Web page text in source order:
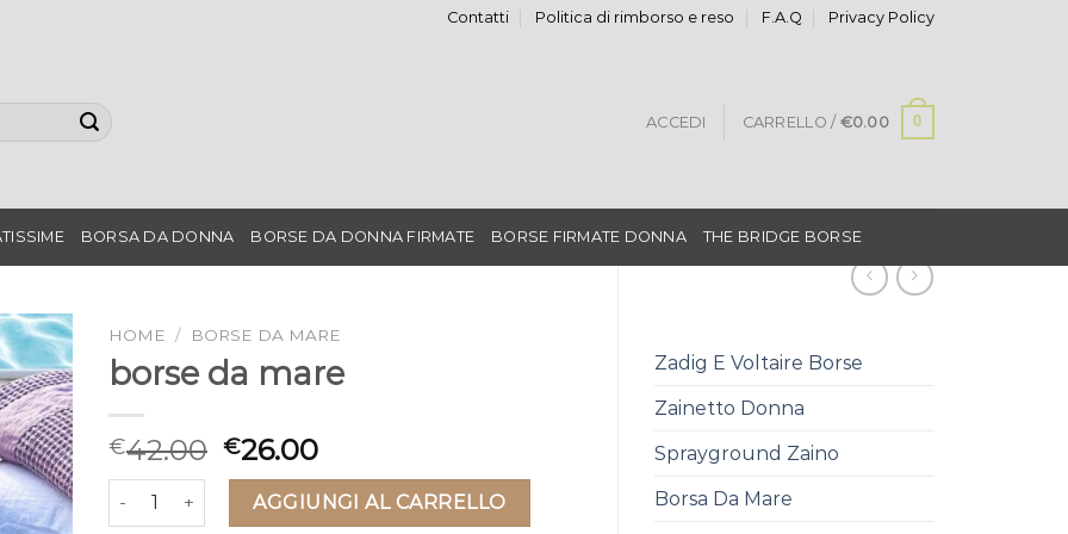
Contatti Politica di rimborso e reso F.A.Q Privacy Policy
ACCEDI CARRELLO / €0.00 0
BORSA DA DONNA BORSE DA DONNA FIRMATE BORSE FIRMATE DONNA THE BRIDGE BORSE
Zadig E Voltaire Borse
Zainetto Donna
Sprayground Zaino
Borsa Da Mare
HOME / BORSE DA MARE
borse da mare
€42.00 €26.00
borse da mare quantitàAGGIUNGI AL CARRELLO